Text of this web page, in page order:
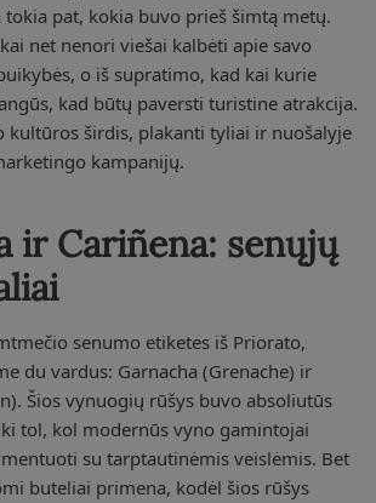
pat, kokia buvo prieš šimtą metų.
net nenori viešai kalbėti apie savo
o iš supratimo, kad kai kurie
kad būtų paversti turistine atrakcija.
kultūros širdis, plakanti tyliai ir nuošalyje
kampanijų.
ir Cariñena: senųjų
senumo etiketes iš Priorato,
du vardus: Garnacha (Grenache) ir
Šios vynuogių rūšys buvo absoliutūs
tol, kol modernūs vyno gamintojai
su tarptautinėmis veislėmis. Bet
buteliai primena, kodėl šios rūšys